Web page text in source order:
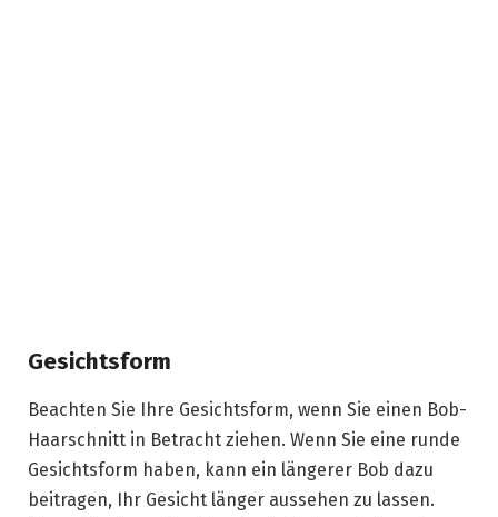
Gesichtsform
Beachten Sie Ihre Gesichtsform, wenn Sie einen Bob-
Haarschnitt in Betracht ziehen. Wenn Sie eine runde
Gesichtsform haben, kann ein längerer Bob dazu
beitragen, Ihr Gesicht länger aussehen zu lassen.